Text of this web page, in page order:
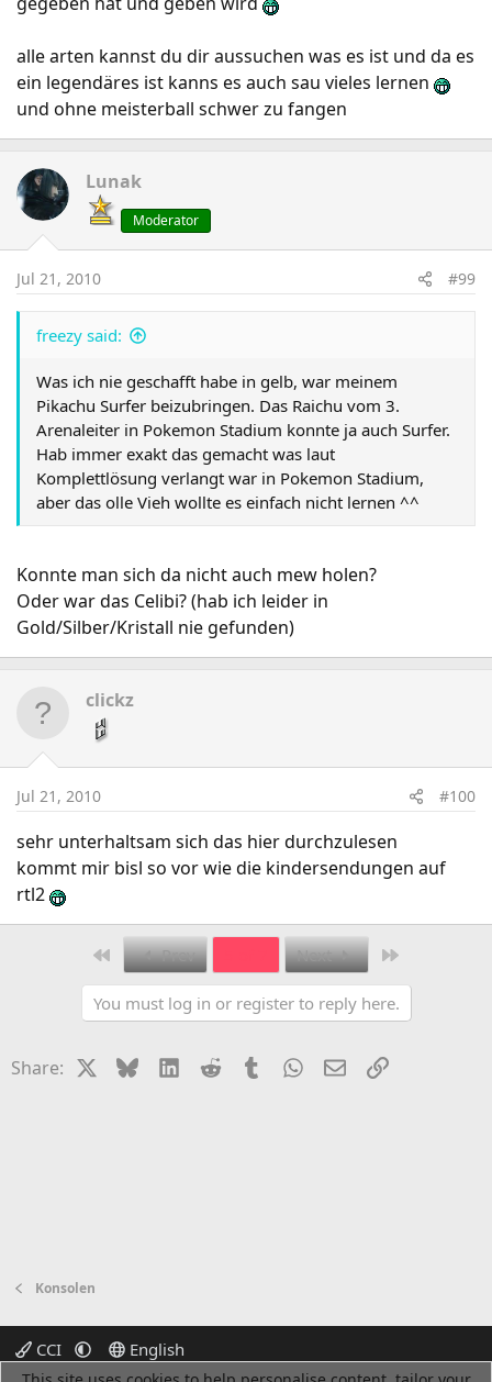
alle arten kannst du dir aussuchen was es ist und da es
ein legendäres ist kanns es auch sau vieles lernen
und ohne meisterball schwer zu fangen
Lunak
Moderator
Jul 21, 2010 #99
freezy said:
Was ich nie geschafft habe in gelb, war meinem
Pikachu Surfer beizubringen. Das Raichu vom 3.
Arenaleiter in Pokemon Stadium konnte ja auch Surfer.
Hab immer exakt das gemacht was laut
Komplettlösung verlangt war in Pokemon Stadium,
aber das olle Vieh wollte es einfach nicht lernen ^^
Konnte man sich da nicht auch mew holen?
Oder war das Celibi? (hab ich leider in
Gold/Silber/Kristall nie gefunden)
clickz
Jul 21, 2010 #100
sehr unterhaltsam sich das hier durchzulesen
kommt mir bisl so vor wie die kindersendungen auf
rtl2
First Prev Next
You must log in or register to reply here.
Share: BlueskyLinkedIn
Reddit TumblrWhatsApp
EmailLink
Konsolen
CCI
English